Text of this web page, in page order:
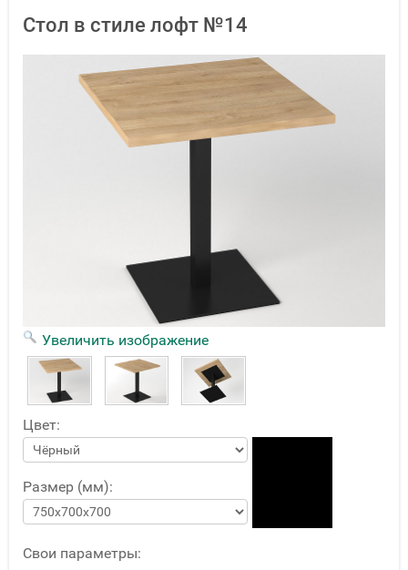
Стол в стиле лофт №14
Увеличить изображение
Цвет:
Размер (мм):
Свои параметры: